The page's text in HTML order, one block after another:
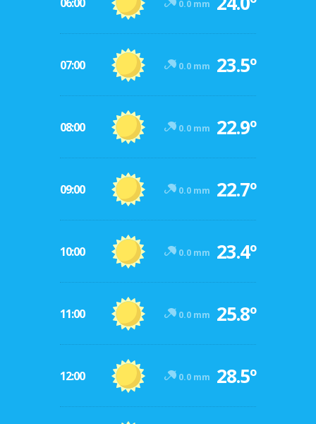
0.0 mm
07:00 0.0 mm 23.5º
08:00 0.0 mm 22.9º
09:00 0.0 mm 22.7º
10:00 0.0 mm 23.4º
11:00 0.0 mm 25.8º
12:00 0.0 mm 28.5º